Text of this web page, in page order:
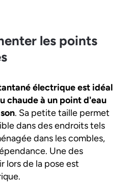
les points
électrique est idéal
chaude à un point d'eau
. Sa petite taille permet
dans des endroits tels
dans les combles,
Une des
lors de la pose est